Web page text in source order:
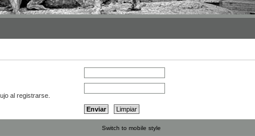
al registrarse.
Switch to mobile style